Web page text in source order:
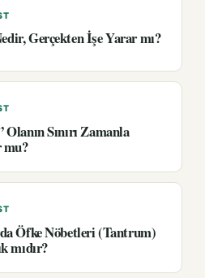
Gerçekten İşe Yarar mı?
Sınırı Zamanla
mu?
Öfke Nöbetleri (Tantrum)
mıdır?